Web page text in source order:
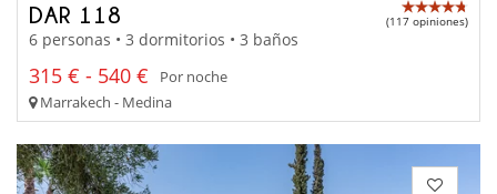
DAR 118 (117 opiniones)
6 personas • 3 dormitorios • 3 baños
315 € - 540 €
Por noche
Marrakech - Medina